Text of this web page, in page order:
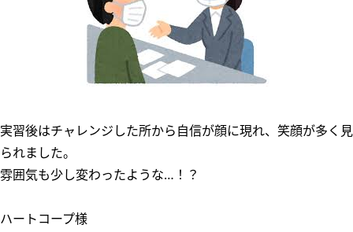
実習後はチャレンジした所から自信が顔に現れ、笑顔が多く見
られました。
雰囲気も少し変わったような…！？
ハートコープ様